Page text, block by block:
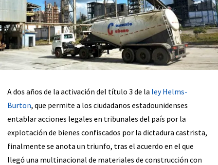
A dos años de la activación del título 3 de la ley Helms-
Burton, que permite a los ciudadanos estadounidenses
entablar acciones legales en tribunales del país por la
explotación de bienes confiscados por la dictadura castrista,
finalmente se anota un triunfo, tras el acuerdo en el que
llegó una multinacional de materiales de construcción con